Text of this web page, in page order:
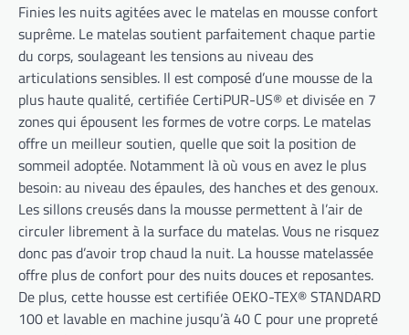
Finies les nuits agitées avec le matelas en mousse confort
suprême. Le matelas soutient parfaitement chaque partie
du corps, soulageant les tensions au niveau des
articulations sensibles. Il est composé d’une mousse de la
plus haute qualité, certifiée CertiPUR-US® et divisée en 7
zones qui épousent les formes de votre corps. Le matelas
offre un meilleur soutien, quelle que soit la position de
sommeil adoptée. Notamment là où vous en avez le plus
besoin: au niveau des épaules, des hanches et des genoux.
Les sillons creusés dans la mousse permettent à l’air de
circuler librement à la surface du matelas. Vous ne risquez
donc pas d’avoir trop chaud la nuit. La housse matelassée
offre plus de confort pour des nuits douces et reposantes.
De plus, cette housse est certifiée OEKO-TEX® STANDARD
100 et lavable en machine jusqu’à 40 C pour une propreté